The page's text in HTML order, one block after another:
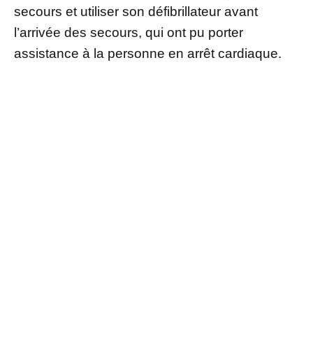
secours et utiliser son défibrillateur avant
l’arrivée des secours, qui ont pu porter
assistance à la personne en arrêt cardiaque.